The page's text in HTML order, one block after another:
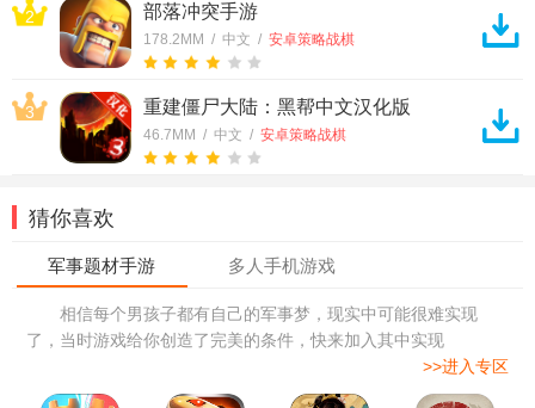
2 部落冲突手游
178.2MM / 中文 / 安卓策略战棋
3 重建僵尸大陆：黑帮中文汉化版
46.7MM / 中文 / 安卓策略战棋
猜你喜欢
相信每个男孩子都有自己的军事梦，现实中可能很难实现
了，当时游戏给你创造了完美的条件，快来加入其中实现
>>进入专区